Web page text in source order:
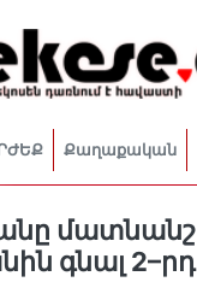
Քաղաքական
գնալ 2–րդ